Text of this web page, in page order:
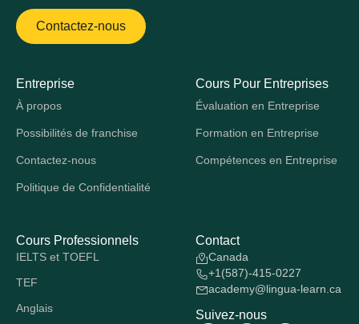
Contactez-nous
Entreprise
À propos
Possibilités de franchise
Contactez-nous
Politique de Confidentialité
Cours Pour Entreprises
Évaluation en Entreprise
Formation en Entreprise
Compétences en Entreprise
Cours Professionnels
IELTS et TOEFL
TEF
Anglais
Contact
Canada
+1(587)-415-0227
academy@lingua-learn.ca
Suivez-nous